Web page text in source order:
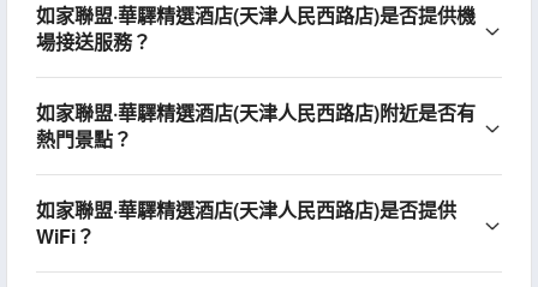
如家聯盟·華驛精選酒店(天津人民西路店)是否提供機
場接送服務？
如家聯盟·華驛精選酒店(天津人民西路店)附近是否有
熱門景點？
如家聯盟·華驛精選酒店(天津人民西路店)是否提供
WiFi？